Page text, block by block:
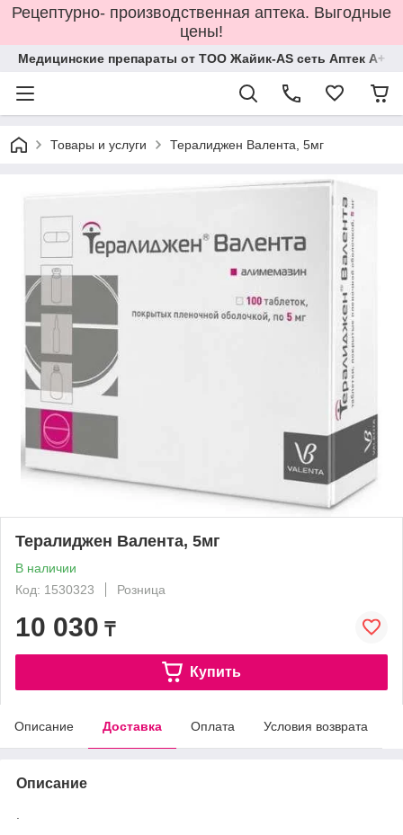
Рецептурно- производственная аптека. Выгодные
цены!
Медицинские препараты от ТОО Жайик-AS сеть Аптек А+
Товары и услуги Тералиджен Валента, 5мг
Тералиджен Валента, 5мг
В наличии
Код: 1530323
Розница
10 030 ₸
Купить
Описание Доставка Оплата Условия возврата
Описание